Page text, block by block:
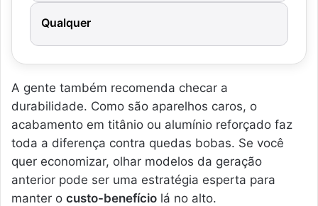
Qualquer
A gente também recomenda checar a
durabilidade. Como são aparelhos caros, o
acabamento em titânio ou alumínio reforçado faz
toda a diferença contra quedas bobas. Se você
quer economizar, olhar modelos da geração
anterior pode ser uma estratégia esperta para
manter o custo-benefício lá no alto.